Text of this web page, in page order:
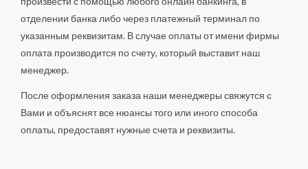
отделении банка либо через платежный терминал по
указанным реквизитам. В случае оплаты от имени фирмы
оплата производится по счету, который выставит наш
менеджер.
После оформления заказа наши менеджеры свяжутся с
Вами и объяснят все нюансы того или иного способа
оплаты, предоставят нужные счета и реквизиты.